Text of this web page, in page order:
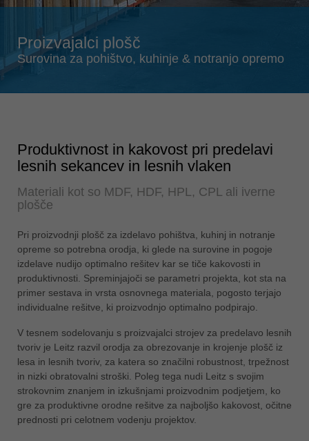
Singapore
english
Slovenija
slovenski
Türkiye
Việt Nam
tiếng việt
中国
中文
ประเทศไทย
ไทย
Україна
Proizvajalci plošč
Surovina za pohištvo, kuhinje & notranjo opremo
Produktivnost in kakovost pri predelavi
lesnih sekancev in lesnih vlaken
Materiali kot so MDF, HDF, HPL, CPL ali iverne
plošče
Pri proizvodnji plošč za izdelavo pohištva, kuhinj in notranje
opreme so potrebna orodja, ki glede na surovine in pogoje
izdelave nudijo optimalno rešitev kar se tiče kakovosti in
produktivnosti. Spreminjajoči se parametri projekta, kot sta na
primer sestava in vrsta osnovnega materiala, pogosto terjajo
individualne rešitve, ki proizvodnjo optimalno podpirajo.
V tesnem sodelovanju s proizvajalci strojev za predelavo lesnih
tvoriv je Leitz razvil orodja za obrezovanje in krojenje plošč iz
lesa in lesnih tvoriv, za katera so značilni robustnost, trpežnost
in nizki obratovalni stroški. Poleg tega nudi Leitz s svojim
strokovnim znanjem in izkušnjami proizvodnim podjetjem, ko
gre za produktivne orodne rešitve za najboljšo kakovost, očitne
prednosti pri celotnem vodenju projektov.